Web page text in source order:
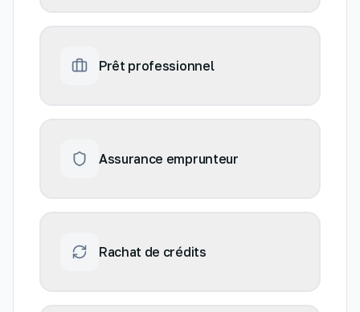
Prêt professionnel
Assurance emprunteur
Rachat de crédits